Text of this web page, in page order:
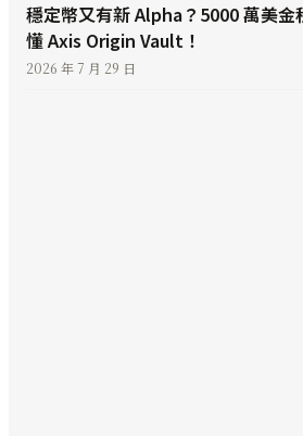
穩定幣又有新 Alpha？5000 萬美金
懂 Axis Origin Vault！
2026 年 7 月 29 日